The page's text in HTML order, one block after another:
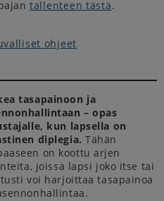
tallenteen tästä.
ohjeet
tasapainoon ja
– opas
kun lapsella on
diplegia. Tähän
on koottu arjen
joissa lapsi joko itse tai
voi harjoittaa tasapainoa